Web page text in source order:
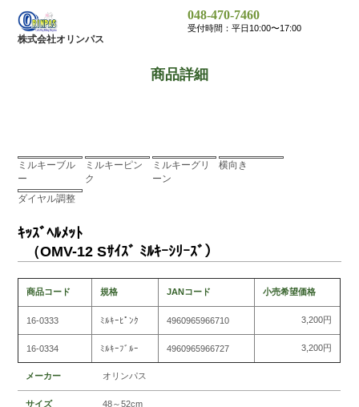
株式会社オリンパス
048-470-7460
受付時間：平日10:00〜17:00
商品詳細
ミルキーブル
ー
ミルキーピン
ク
ミルキーグリ
ーン
横向き
ダイヤル調整
ｷｯｽﾞﾍﾙﾒｯﾄ
（OMV-12 Sｻｲｽﾞ ﾐﾙｷｰｼﾘｰｽﾞ）
商品コード 規格 JANコード 小売希望価格
16-0333 ﾐﾙｷｰﾋﾟﾝｸ 4960965966710 3,200円
16-0334 ﾐﾙｷｰﾌﾞﾙｰ 4960965966727 3,200円
メーカー オリンパス
サイズ 48～52cm